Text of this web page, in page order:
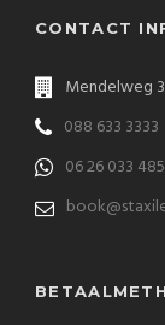
CONTACT
Mendelweg
088 633 3333
06 26 033 485